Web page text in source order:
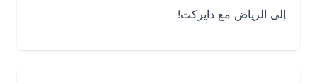
إلى الرياض مع دايركت!